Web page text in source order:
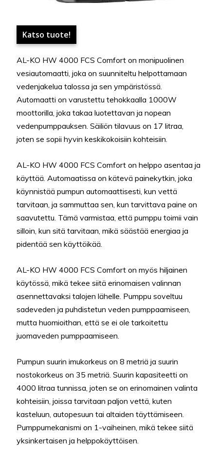
Katso tuote!
AL-KO HW 4000 FCS Comfort on monipuolinen
vesiautomaatti, joka on suunniteltu helpottamaan
vedenjakelua talossa ja sen ympäristössä.
Automaatti on varustettu tehokkaalla 1000W
moottorilla, joka takaa luotettavan ja nopean
vedenpumppauksen. Säiliön tilavuus on 17 litraa,
joten se sopii hyvin keskikokoisiin kohteisiin.
AL-KO HW 4000 FCS Comfort on helppo asentaa ja
käyttää. Automaatissa on kätevä painekytkin, joka
käynnistää pumpun automaattisesti, kun vettä
tarvitaan, ja sammuttaa sen, kun tarvittava paine on
saavutettu. Tämä varmistaa, että pumppu toimii vain
silloin, kun sitä tarvitaan, mikä säästää energiaa ja
pidentää sen käyttöikää.
AL-KO HW 4000 FCS Comfort on myös hiljainen
käytössä, mikä tekee siitä erinomaisen valinnan
asennettavaksi talojen lähelle. Pumppu soveltuu
sadeveden ja puhdistetun veden pumppaamiseen,
mutta huomioithan, että se ei ole tarkoitettu
juomaveden pumppaamiseen.
Pumpun suurin imukorkeus on 8 metriä ja suurin
nostokorkeus on 35 metriä. Suurin kapasiteetti on
4000 litraa tunnissa, joten se on erinomainen valinta
kohteisiin, joissa tarvitaan paljon vettä, kuten
kasteluun, autopesuun tai altaiden täyttämiseen.
Pumppumekanismi on 1-vaiheinen, mikä tekee siitä
yksinkertaisen ja helppokäyttöisen.